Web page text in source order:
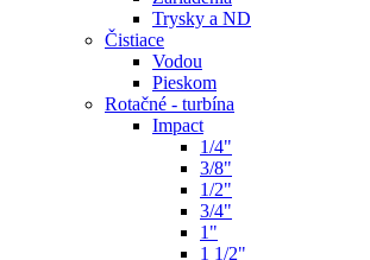
Trysky a ND
Čistiace
Vodou
Pieskom
Rotačné - turbína
Impact
1/4"
3/8"
1/2"
3/4"
1"
1 1/2"